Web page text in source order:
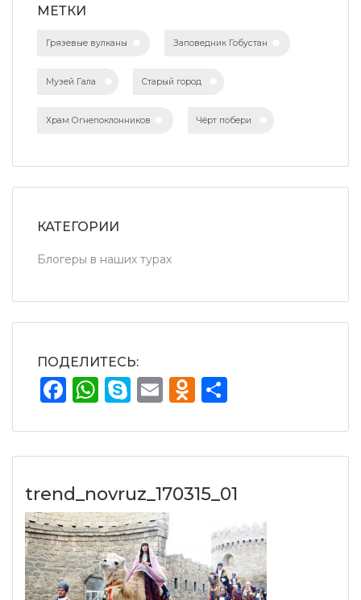
МЕТКИ
Грязевые вулканы Заповедник Гобустан
Музей Гала Старый город
Храм Огнепоклонников Чёрт побери
КАТЕГОРИИ
Блогеры в наших турах
ПОДЕЛИТЕСЬ:
Facebook
WhatsApp
Skype
Email
trend_novruz_170315_01